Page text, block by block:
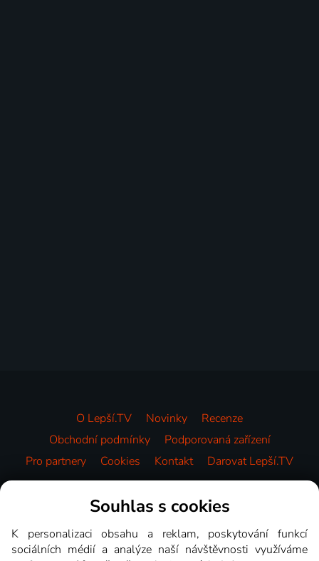
O Lepší.TV Novinky
Recenze
Obchodní podmínky
Podporovaná zařízení
Pro partnery
Cookies Kontakt Darovat Lepší.TV
Videotéka
Souhlas s cookies
K personalizaci obsahu a reklam, poskytování funkcí
sociálních médií a analýze naší návštěvnosti využíváme